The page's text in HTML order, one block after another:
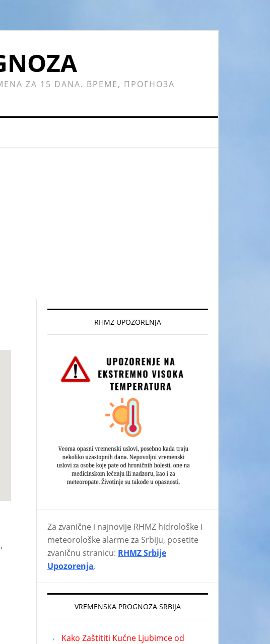
ZA 15 DANA. ВРЕМЕ, ПРОГНОЗА
RHMZ UPOZORENJA
Za zvanične i najnovije RHMZ hidrološke i
meteorološke alarme za Srbiju, posetite
zvaničnu stranicu: RHMZ Srbije
Upozorenja.
VREMENSKA PROGNOZA SRBIJA
Kako Zaštititi Kućne Ljubimce od